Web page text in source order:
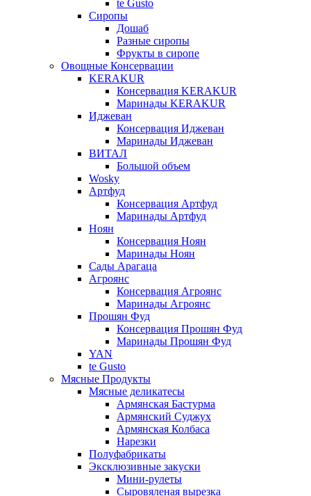
te Gusto
Сиропы
Дошаб
Разные сиропы
Фрукты в сиропе
Овощные Консервации
KERAKUR
Консервация KERAKUR
Маринады KERAKUR
Иджеван
Консервация Иджеван
Маринады Иджеван
ВИТАЛ
Большой объем
Wosky
Артфуд
Консервация Артфуд
Маринады Артфуд
Ноян
Консервация Ноян
Маринады Ноян
Сады Арагаца
Агроянс
Консервация Агроянс
Маринады Агроянс
Прошян Фуд
Консервация Прошян Фуд
Маринады Прошян Фуд
YAN
te Gusto
Мясные Продукты
Мясные деликатесы
Армянская Бастурма
Армянский Суджух
Армянская Колбаса
Нарезки
Полуфабрикаты
Эксклюзивные закуски
Мини-рулеты
Сыровяленая вырезка